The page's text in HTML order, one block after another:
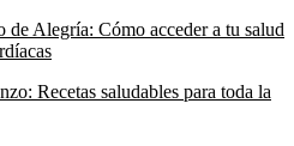
Alegría: Cómo acceder a tu salud
Recetas saludables para toda la